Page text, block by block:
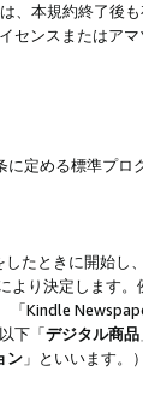
、本規約終了後
センスまたはア
定める標準プロ
たときに開始し
より決定します。
「Kindle
下「デジタル商品
ン 」といいます。）